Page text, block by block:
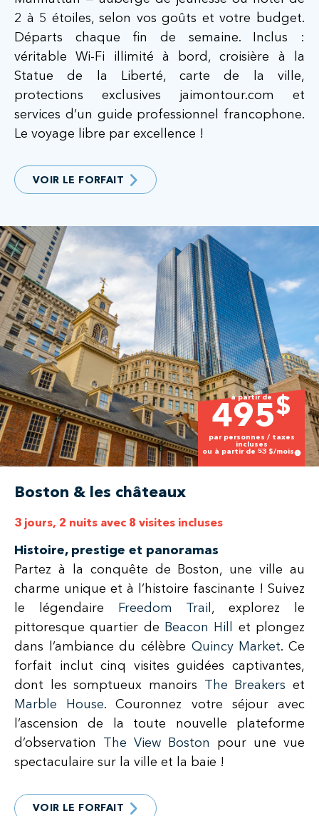
2 à 5 étoiles, selon vos goûts et votre budget.
Départs chaque fin de semaine. Inclus :
véritable Wi-Fi illimité à bord, croisière à la
Statue de la Liberté, carte de la ville,
protections exclusives jaimontour.com et
services d’un guide professionnel francophone.
Le voyage libre par excellence !
VOIR LE FORFAIT
à partir de
495$
par personnes / taxes
incluses
ou à partir de 53$/mois
Boston & les châteaux
3 jours, 2 nuits avec 8 visites incluses
Histoire, prestige et panoramas
Partez à la conquête de Boston, une ville au
charme unique et à l’histoire fascinante ! Suivez
le légendaire
Freedom Trail , explorez le
pittoresque quartier de
Beacon Hill
et plongez
dans l’ambiance du célèbre Quincy Market. Ce
forfait inclut cinq visites guidées captivantes,
dont les somptueux manoirs
The Breakers et
Marble House. Couronnez votre séjour avec
l’ascension de la toute nouvelle plateforme
d’observation
The View Boston
pour une vue
spectaculaire sur la ville et la baie !
VOIR LE FORFAIT